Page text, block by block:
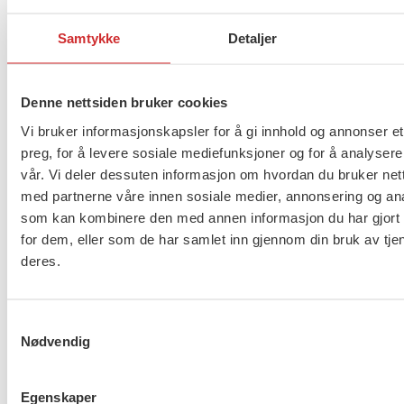
Samtykke Detaljer
Denne nettsiden bruker cookies
Vi bruker informasjonskapsler for å gi innhold og annonser
preg, for å levere sosiale mediefunksjoner og for å
vår. Vi deler dessuten informasjon om hvordan du bruker
med partnerne våre innen sosiale medier, annonsering og
som kan kombinere den med annen informasjon du har gjort
for dem, eller som de har samlet inn gjennom din bruk av
deres.
Nødvendig
Egenskaper
FO er glad for at statsråden i sin tale viser til NAV
grad kan ta inn tiltak og ikke sette ut så mye av
arbeidet. Men igjen er NAV Heimdals suksess et
resultat av et avgrenset prosjekt. FO er derfor
spente om meldingen ønsker å ta disse grepene
inn i de langsiktige budsjettene og ut fra
midlertidige prosjekter.
FO er skeptisk til flere forslag